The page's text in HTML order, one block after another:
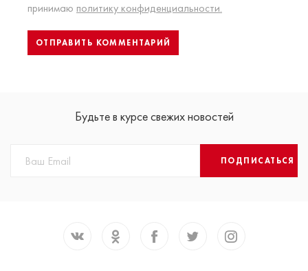
принимаю политику конфиденциальности.
Будьте в курсе свежих новостей
ПОДПИСАТЬСЯ